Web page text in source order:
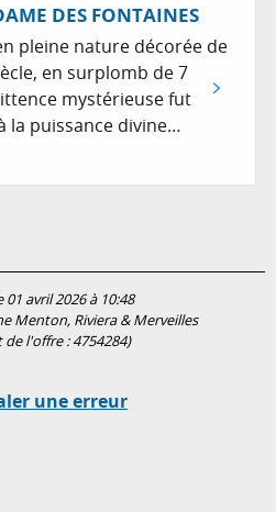
DES FONTAINES
pleine nature décorée de
en surplomb de 7
mystérieuse fut
la puissance divine…
01 avril 2026 à 10:48
Menton, Riviera & Merveilles
de l'offre :4754284)
une erreur